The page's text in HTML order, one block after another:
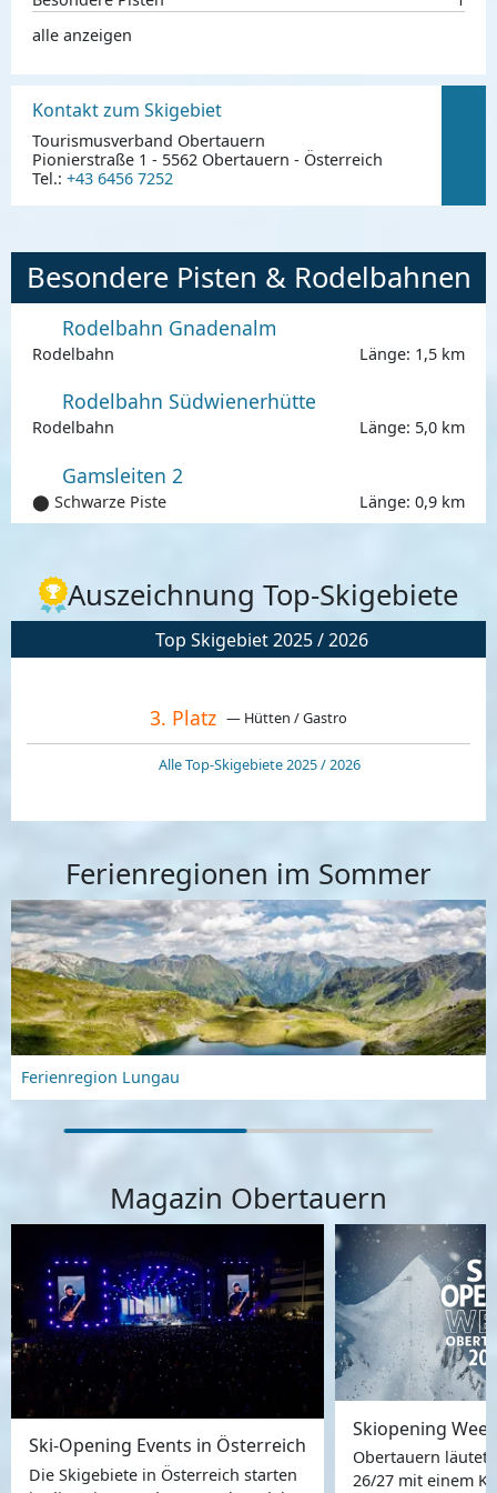
alle anzeigen
Kontakt zum Skigebiet
Tourismusverband Obertauern
Pionierstraße 1 - 5562 Obertauern - Österreich
Tel.: +43 6456 7252
Besondere Pisten & Rodelbahnen
Rodelbahn Gnadenalm
Rodelbahn Länge: 1,5 km
Rodelbahn Südwienerhütte
Rodelbahn Länge: 5,0 km
Gamsleiten 2
⬤ Schwarze Piste Länge: 0,9 km
Auszeichnung Top-Skigebiete
Top Skigebiet 2025 / 2026
3. Platz — Hütten / Gastro
Alle Top-Skigebiete 2025 / 2026
Ferienregionen im Sommer
Ferienregion Lungau
Magazin Obertauern
Ski-Opening Events in Österreich
Die Skigebiete in Österreich starten
Obertauern läutet
26/27 mit einem